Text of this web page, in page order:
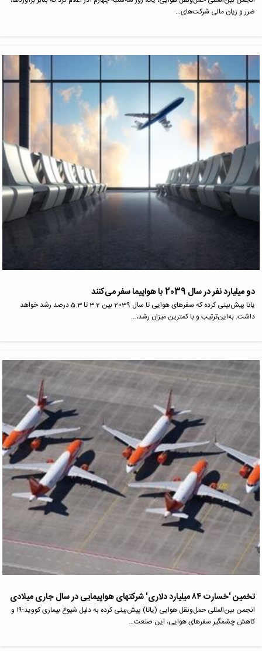
ضرر و زیان مالی شرکت‌های…
دو میلیارد نفر در سال 2039 با هواپیما سفر می‌کنند
یاتا پیش‌بینی کرده که سفرهای هوایی تا سال 2039 بین 3.2 تا 5.3 درصد رشد خواهد
داشت. به‌این‌ترتیب و با کمترین میزان رشد،…
تخمین 'خسارت ۸۴ میلیارد دلاری' شرکتهای هواپیمایی در سال جاری میلادی
انجمن بین‌المللی حمل‌ونقل هوایی (یاتا) پیش‌بینی کرده به دلیل شیوع بیماری کووید-۱۹ و
کاهش چشمگیر سفرهای هوایی، این صنعت…